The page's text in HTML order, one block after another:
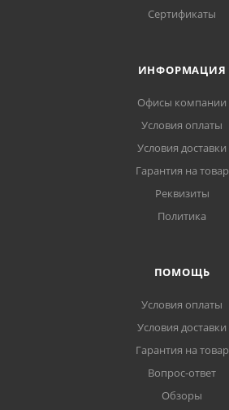
Сертификаты
ИНФОРМАЦИЯ
Офисы компании
Условия оплаты
Условия доставки
Гарантия на товар
Реквизиты
Политика
ПОМОЩЬ
Условия оплаты
Условия доставки
Гарантия на товар
Вопрос-ответ
Обзоры